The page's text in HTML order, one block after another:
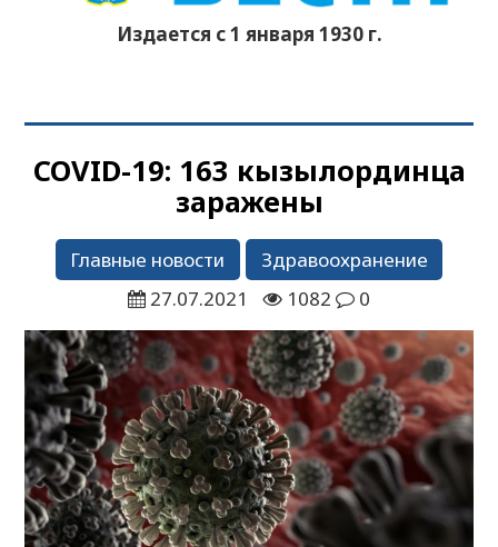
Издается с 1 января 1930 г.
COVID-19: 163 кызылординца
заражены
Главные новости
Здравоохранение
27.07.2021
1082 0